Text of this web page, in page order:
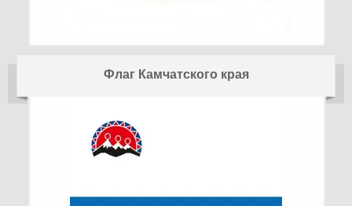
Флаг Камчатского края